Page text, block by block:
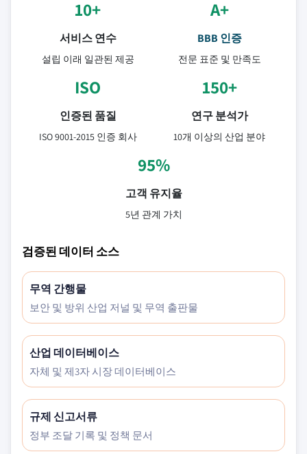
10+
서비스 연수
설립 이래 일관된 제공
A+
BBB 인증
전문 표준 및 만족도
ISO
인증된 품질
ISO 9001-2015 인증 회사
150+
연구 분석가
10개 이상의 산업 분야
95%
고객 유지율
5년 관계 가치
검증된 데이터 소스
무역 간행물
보안 및 방위 산업 저널 및 무역 출판물
산업 데이터베이스
자체 및 제3자 시장 데이터베이스
규제 신고서류
정부 조달 기록 및 정책 문서